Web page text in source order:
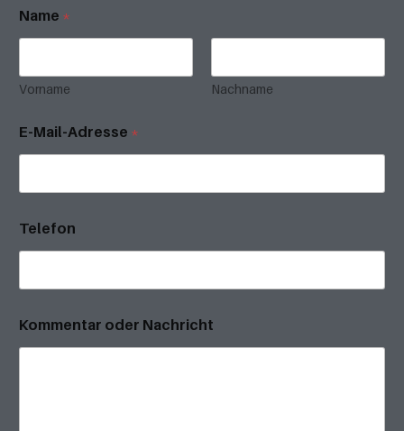
Name *
Vorname Nachname
E-Mail-Adresse *
Telefon
Kommentar oder Nachricht